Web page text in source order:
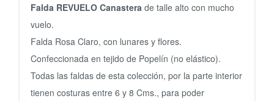
Falda REVUELO Canastera de talle alto con mucho
vuelo.
Falda Rosa Claro, con lunares y flores.
Confeccionada en tejido de Popelín (no elástico).
Todas las faldas de esta colección, por la parte interior
tienen costuras entre 6 y 8 Cms., para poder